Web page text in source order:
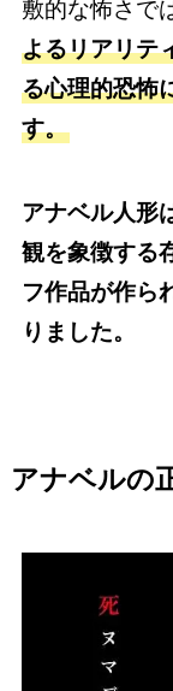
敷的な怖さで
よるリアリテ
る心理的恐怖
す。
アナベル人形
観を象徴する
フ作品が作ら
りました。
アナベルの